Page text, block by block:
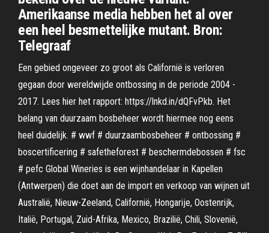
Amerikaanse media hebben het al over
een heel besmettelijke mutant. Bron:
Telegraaf
Een gebied ongeveer zo groot als Californië is verloren
gegaan door wereldwijde ontbossing in de periode 2004 -
2017. Lees hier het rapport: https://lnkd.in/dQFvPkb. Het
belang van duurzaam bosbeheer wordt hiermee nog eens
heel duidelijk. # wwf # duurzaambosbeheer # ontbossing #
boscertificering # safetheforest # beschermdebossen # fsc
# pefc Global Wineries is een wijnhandelaar in Kapellen
(Antwerpen) die doet aan de import en verkoop van wijnen uit
Australië, Nieuw-Zeeland, Californië, Hongarije, Oostenrijk,
Italië, Portugal, Zuid-Afrika, Mexico, Brazilië, Chili, Slovenië,